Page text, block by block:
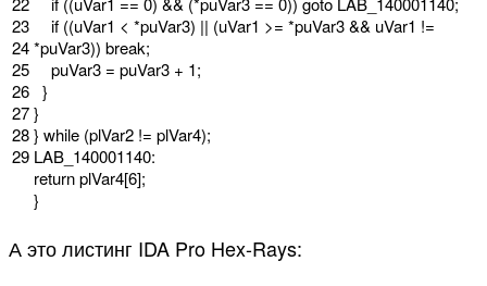
23
24
25
26
27
28
29
if ((uVar1 < *puVar3) || (uVar1 >= *puVar3&& uVar1 !=
*puVar3)) break;
puVar3 = puVar3 + 1;
}
}
} while (plVar2 != plVar4);
LAB_140001140:
returnplVar4[6];
}
А это листинг IDA Pro Hex-Rays: